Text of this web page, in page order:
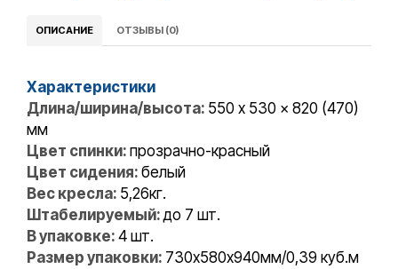
ОПИСАНИЕ ОТЗЫВЫ (0)
Характеристики
Длина/ширина/высота: 550 x 530 x 820 (470)
мм
Цвет спинки: прозрачно-красный
Цвет сидения: белый
Вес кресла: 5,26кг.
Штабелируемый:до 7 шт.
В упаковке: 4 шт.
Размер упаковки: 730х580х940мм/0,39 куб.м